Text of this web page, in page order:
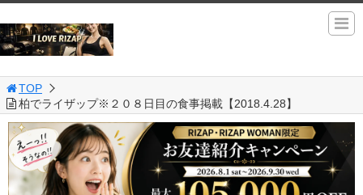
TOP
柏でライザップ※２０８日目の食事掲載【2018.4.28】